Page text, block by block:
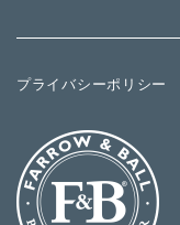
プライバシーポリシー